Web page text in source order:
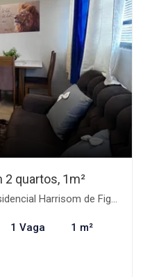
2 quartos, 1m²
de Figueiredo II, Dourados-MS
1 Vaga 1 m²